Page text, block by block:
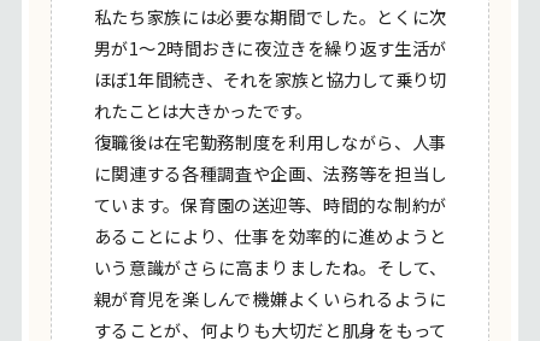
私たち家族には必要な期間でした。とくに次
男が1～2時間おきに夜泣きを繰り返す生活が
ほぼ1年間続き、それを家族と協力して乗り切
れたことは大きかったです。
復職後は在宅勤務制度を利用しながら、人事
に関連する各種調査や企画、法務等を担当し
ています。保育園の送迎等、時間的な制約が
あることにより、仕事を効率的に進めようと
いう意識がさらに高まりましたね。そして、
親が育児を楽しんで機嫌よくいられるように
することが、何よりも大切だと肌身をもって